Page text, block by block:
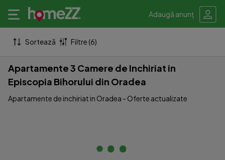
Adaugă anunț
Sortează Filtre (6)
Apartamente 3 Camere de Inchiriat in
Episcopia Bihorului din Oradea
Apartamente de inchiriat in Oradea - Oferte actualizate